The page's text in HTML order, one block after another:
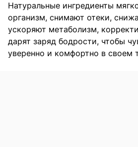
Натуральные ингредиенты
организм, снимают отеки,
ускоряют метаболизм,
дарят заряд бодрости, чтобы
уверенно и комфортно в своем